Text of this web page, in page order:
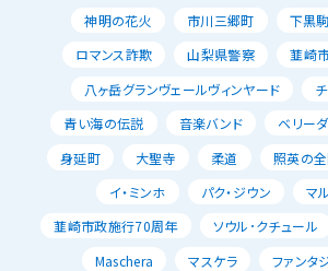
神明の花火
市川三郷町 下黒駒
ロマンス詐欺
山梨県警察
韮崎
八ヶ岳グランヴェールヴィンヤード
青い海の伝説
音楽バンド ベリー
身延町
大聖寺 柔道
照英の
イ・ミンホ
パク・ジウン
マ
韮崎市政施行70周年
ソウル･クチュール
Maschera
マスケラ
ファンタ